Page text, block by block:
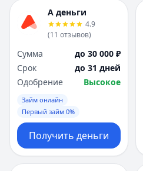
А деньги
4.9
(11 отзывов)
Сумма
до 30 000 ₽
Срок
до 31 дней
Одобрение
Высокое
Займ онлайн
Первый займ 0%
Получить деньги